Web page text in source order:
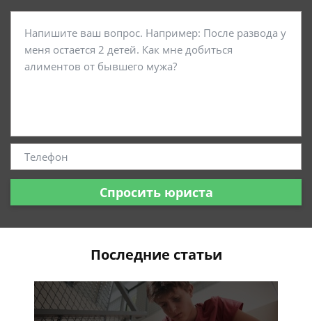
Спросить юриста
Последние статьи